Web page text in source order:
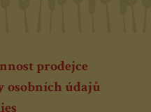
prodejce
osobních údajů